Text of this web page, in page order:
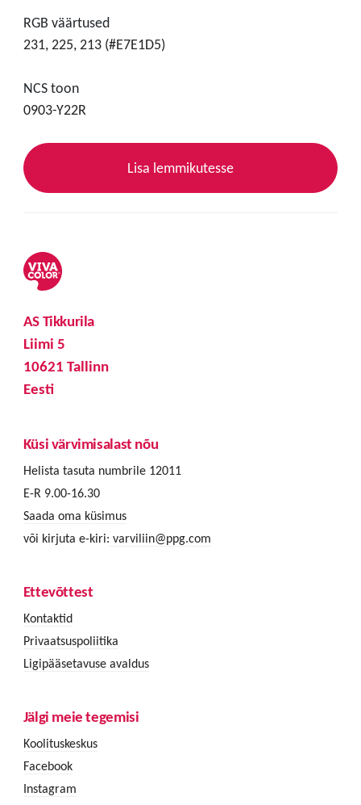
RGB väärtused
231, 225, 213 (#E7E1D5)
NCS toon
0903-Y22R
Lisa lemmikutesse
AS Tikkurila
Liimi 5
10621 Tallinn
Eesti
Küsi värvimisalast nõu
Helista tasuta numbrile 12011
E-R 9.00-16.30
Saada oma küsimus
või kirjuta e-kiri: varviliin@ppg.com
Ettevõttest
Kontaktid
Privaatsuspoliitika
Ligipääsetavuse avaldus
Jälgi meie tegemisi
Koolituskeskus
Facebook
Instagram